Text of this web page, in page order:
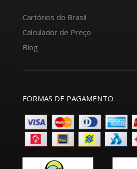
Cartórios do Brasil
Calculador de Preço
Blog
FORMAS DE PAGAMENTO